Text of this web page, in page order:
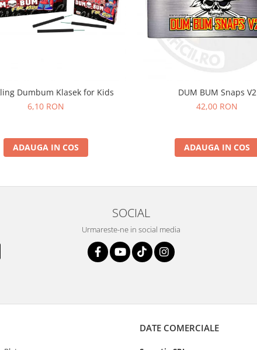
Dumbum Klasek for Kids
6,10 RON
ADAUGA IN COS
DUM BUM Snaps V2
42,00 RON
ADAUGA IN COS
SOCIAL
Urmareste-ne in social media
DATE COMERCIALE